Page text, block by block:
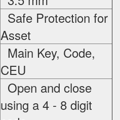
Safe Protection for
Asset
Main Key, Code,
CEU
Open and close
using a 4 - 8 digit